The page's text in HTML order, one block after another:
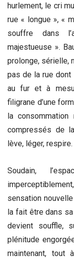
hurlement, le cri
rue « longue », «
souffre dans
majestueuse ».
prolonge, sérielle,
pas de la rue dont
au fur et à
filigrane d’une
la
compressés de
lève, léger, respire.
Soudain,
sensation
la fait être dans
devient souffle,
plénitude
maintenant, tout